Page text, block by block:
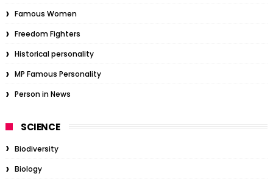
Famous Women
Freedom Fighters
Historical personality
MP Famous Personality
Person in News
SCIENCE
Biodiversity
Biology